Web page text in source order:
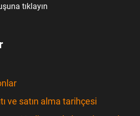
tıklayın
ve satın alma tarihçesi